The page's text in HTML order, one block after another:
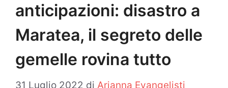
anticipazioni: disastro a
Maratea, il segreto delle
gemelle rovina tutto
31 Luglio 2022 di Arianna Evangelisti